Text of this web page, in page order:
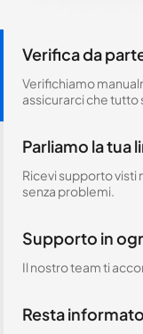
Verifica da
Verifichiamo
assicurarci che tutto
Parliamo la tua
Ricevi supporto visti
senza problemi.
Supporto in
Il nostro team ti
Resta